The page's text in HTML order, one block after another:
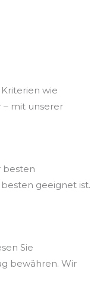
wie
– mit unserer
besten
geeignet ist.
Sie
bewähren. Wir